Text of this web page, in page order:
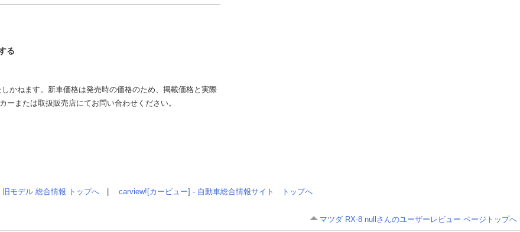
る
かねます。新車価格は発売時の価格のため、掲載価格と実際
または取扱販売店にてお問い合わせください。
モデル 総合情報 トップへ carview![カービュー] - 自動車総合情報サイト トップへ
マツダ RX-8 nullさんのユーザーレビュー ページトップへ